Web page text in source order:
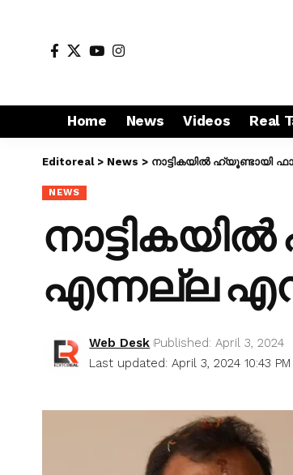
Home News Videos Real
Editoreal> News > നാട്ടികയിൽ ഹ്യൂണ്ടായി
NEWS
എന്നല്ല
Last updated: April 3, 2024 10:43 PM
Web Desk Published: April 3, 2024